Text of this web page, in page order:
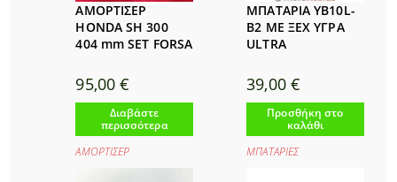
ΑΜΟΡΤΙΣΕΡ
HONDA SH 300
404 mm SET FORSA
95,00€
Διαβάστε
περισσότερα
ΑΜΟΡΤΙΣΕΡ
ΜΠΑΤΑΡΙΑ YB10L-
B2 ΜΕ ΞΕΧ ΥΓΡΑ
ULTRA
39,00 €
Προσθήκη στο
καλάθι
ΜΠΑΤΑΡΙΕΣ